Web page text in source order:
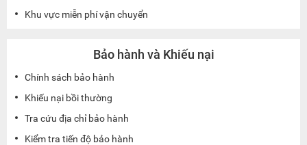
Khu vực miễn phí vận chuyển
Bảo hành và Khiếu nại
Chính sách bảo hành
Khiếu nại bồi thường
Tra cứu địa chỉ bảo hành
Kiểm tra tiến độ bảo hành